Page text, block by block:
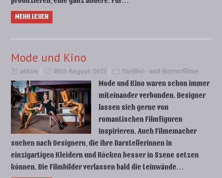
MEHR LESEN
Mode und Kino
anton 10th August 2021 Thriller- und Horrorfilme
Mode und Kino waren schon immer
miteinander verbunden. Designer
lassen sich gerne von
romantischen Filmfiguren
inspirieren. Auch Filmemacher
suchen nach Designern, die ihre Darstellerinnen in
einzigartigen Kleidern und Röcken besser in Szene setzen
können. Die Filmbilder verlassen bald die Leinwände…